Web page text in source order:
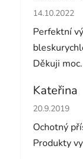
Hodnocení
14.10.2022
Perfektní
Děkuji moc.
Kateřina
Hodnocení
20.9.2019
Ochotný
Produkty